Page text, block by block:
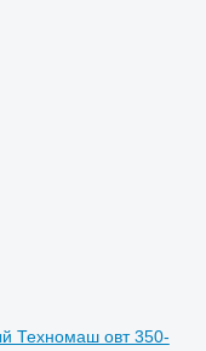
Техномаш овт 350-